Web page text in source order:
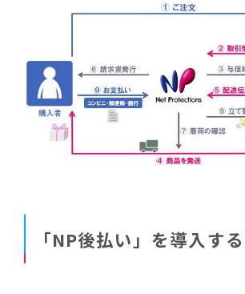
「NP後払い」を導入す